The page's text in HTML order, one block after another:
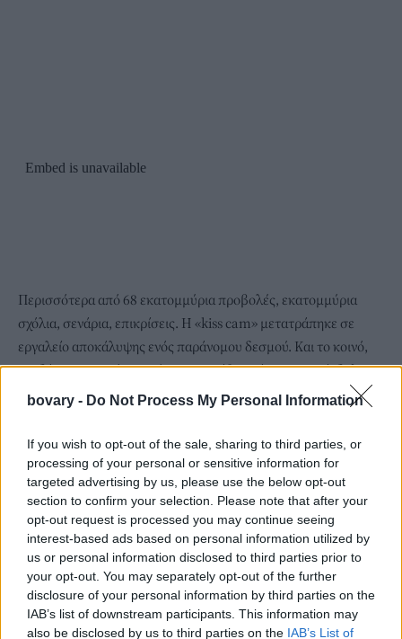
bovary - Do Not Process My Personal Information
If you wish to opt-out of the sale, sharing to third parties, or
processing of your personal or sensitive information for
targeted advertising by us, please use the below opt-out
section to confirm your selection. Please note that after your
opt-out request is processed you may continue seeing
interest-based ads based on personal information utilized by
us or personal information disclosed to third parties prior to
your opt-out. You may separately opt-out of the further
disclosure of your personal information by third parties on the
IAB’s list of downstream participants. This information may
also be disclosed by us to third parties on the IAB’s List of
Περισσότερα από 68 εκατομμύρια προβολές, εκατομμύρια
σχόλια, σενάρια, επικρίσεις. Η «kiss cam» μετατράπηκε σε
εργαλείο αποκάλυψης ενός παράνομου δεσμού. Και το κοινό,
σχεδόν με ανακούφιση, έπεσε με πάθος πάνω στο σκάνδαλο.
Όμως, ποιοι εκτέθηκαν πραγματικά; Το ζευγάρι ή εμείς οι ίδιοι,
αναγκάστηκε να κλείσει τους λογαριασμούς της στα social
media. Ενδεχομένως όχι από επιλογή της, αλλά γιατί έπρεπε να
«φανεί». Να ελεγχθεί, να αναλυθεί. Η Cabot, από την άλλη,
μετατράπηκε ταχύτατα σε αρχέτυπο femme fatale. Μοιραία,
αμφιλεγόμενη, επικίνδυνη. Όχι επειδή αποδείχθηκε κάτι για την
ίδια, αλλά επειδή πληροί όλα τα κοινωνικά στερεότυπα που
βολεύουν. Είναι γυναίκα με θέση, με άποψη, παρούσα σε μια
συναυλία όπου η ανθρώπινη αδυναμία της θεωρείται
ασυγχώρητη επειδή φέρει τον τίτλο της «άλλης γυναίκας»